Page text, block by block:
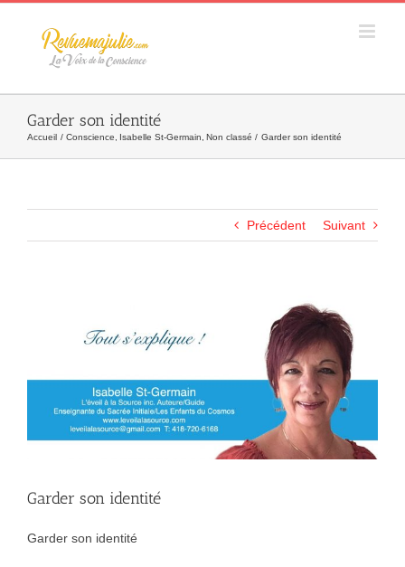
Skip
Garder son identité
Accueil Conscience Isabelle St-Germain Non classé Garder son identité
Précédent Suivant
Garder son identité
Garder son identité